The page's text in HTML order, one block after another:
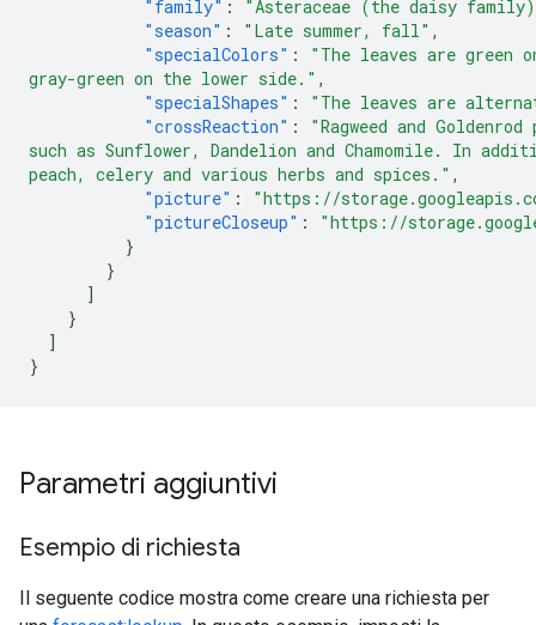
"family" :
"Asteraceae (the daisy
"season" : "Late summer, fall" ,
"specialColors" :
"The leaves are green
gray-green on the lower side." ,
"specialShapes" :
"The leaves are
"crossReaction" :
"Ragweed and
such as Sunflower, Dandelion and Chamomile. In
peach, celery and various herbs and spices." ,
"picture" :
"https://
"pictureCloseup" :
"https://
}
}
]
}
]
}
Parametri aggiuntivi
Esempio di richiesta
Il seguente codice mostra come creare una richiesta per